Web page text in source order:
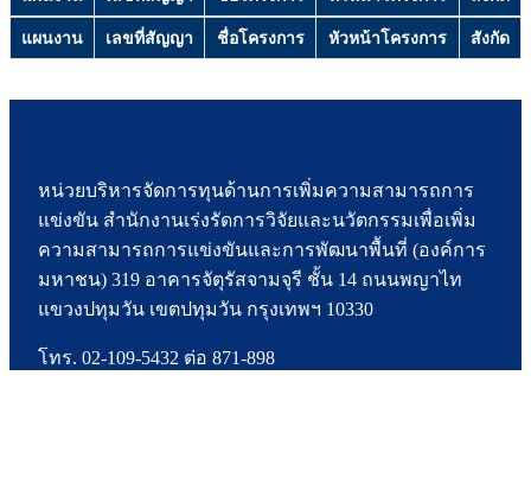
แผนงาน เลขที่สัญญา ชื่อโครงการ หัวหน้าโครงการ สังกัด
หน่วยบริหารจัดการทุนด้านการเพิ่มความสามารถการ
แข่งขัน สำนักงานเร่งรัดการวิจัยและนวัตกรรมเพื่อเพิ่ม
ความสามารถการแข่งขันและการพัฒนาพื้นที่ (องค์การ
มหาชน) 319 อาคารจัตุรัสจามจุรี ชั้น 14 ถนนพญาไท
แขวงปทุมวัน เขตปทุมวัน กรุงเทพฯ 10330
โทร. 02-109-5432 ต่อ 871-898